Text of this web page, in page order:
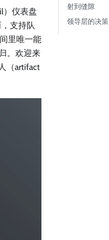
）仪表盘
支持队
里唯一能
。欢迎来
（artifact
射到缝隙
领导层的决策